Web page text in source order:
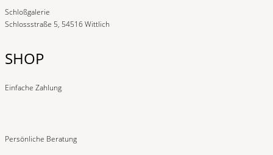
Schloßgalerie
Schlossstraße 5, 54516 Wittlich
SHOP
Einfache Zahlung
Persönliche Beratung